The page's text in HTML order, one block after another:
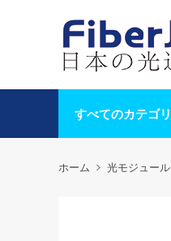
すべてのカテゴリ
ホーム 光モジュール